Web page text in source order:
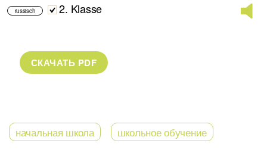
russisch 2. Klasse
начальная школа школьное обучение